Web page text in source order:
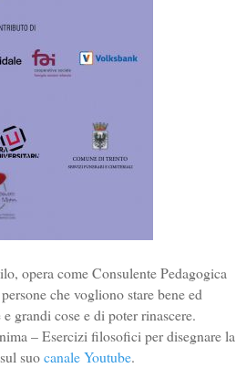
opera come Consulente Pedagogica
che vogliono stare bene ed
grandi cose e di poter rinascere.
– Esercizi filosofici per disegnare la
suocanale Youtube.